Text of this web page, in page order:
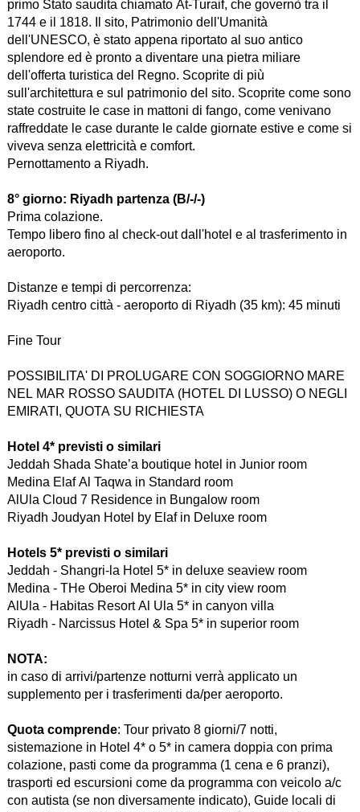
primo Stato saudita chiamato At-Turaif, che governò tra il
1744 e il 1818. Il sito, Patrimonio dell'Umanità
dell'UNESCO, è stato appena riportato al suo antico
splendore ed è pronto a diventare una pietra miliare
dell'offerta turistica del Regno. Scoprite di più
sull'architettura e sul patrimonio del sito. Scoprite come sono
state costruite le case in mattoni di fango, come venivano
raffreddate le case durante le calde giornate estive e come si
viveva senza elettricità e comfort.
Pernottamento a Riyadh.
8° giorno: Riyadh partenza (B/-/-)
Prima colazione.
Tempo libero fino al check-out dall'hotel e al trasferimento in
aeroporto.
Distanze e tempi di percorrenza:
Riyadh centro città - aeroporto di Riyadh (35 km): 45 minuti
Fine Tour
POSSIBILITA' DI PROLUGARE CON SOGGIORNO MARE
NEL MAR ROSSO SAUDITA (HOTEL DI LUSSO) O NEGLI
EMIRATI, QUOTA SU RICHIESTA
Hotel 4* previsti o similari
Jeddah Shada Shate’a boutique hotel in Junior room
Medina Elaf Al Taqwa in Standard room
AlUla Cloud 7 Residence in Bungalow room
Riyadh Joudyan Hotel by Elaf in Deluxe room
Hotels 5* previsti o similari
Jeddah - Shangri-la Hotel 5* in deluxe seaview room
Medina - THe Oberoi Medina 5* in city view room
AlUla - Habitas Resort Al Ula 5* in canyon villa
Riyadh - Narcissus Hotel & Spa 5* in superior room
NOTA:
in caso di arrivi/partenze notturni verrà applicato un
supplemento per i trasferimenti da/per aeroporto.
Quota comprende: Tour privato 8 giorni/7 notti,
sistemazione in Hotel 4* o 5* in camera doppia con prima
colazione, pasti come da programma (1 cena e 6 pranzi),
trasporti ed escursioni come da programma con veicolo a/c
con autista (se non diversamente indicato), Guide locali di